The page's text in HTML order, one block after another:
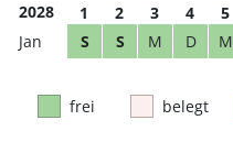
2028 1 2 3 4 5
S
S M D M
frei belegt